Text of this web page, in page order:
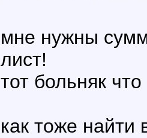
мне нужны
лист!
тот больняк
как тоже